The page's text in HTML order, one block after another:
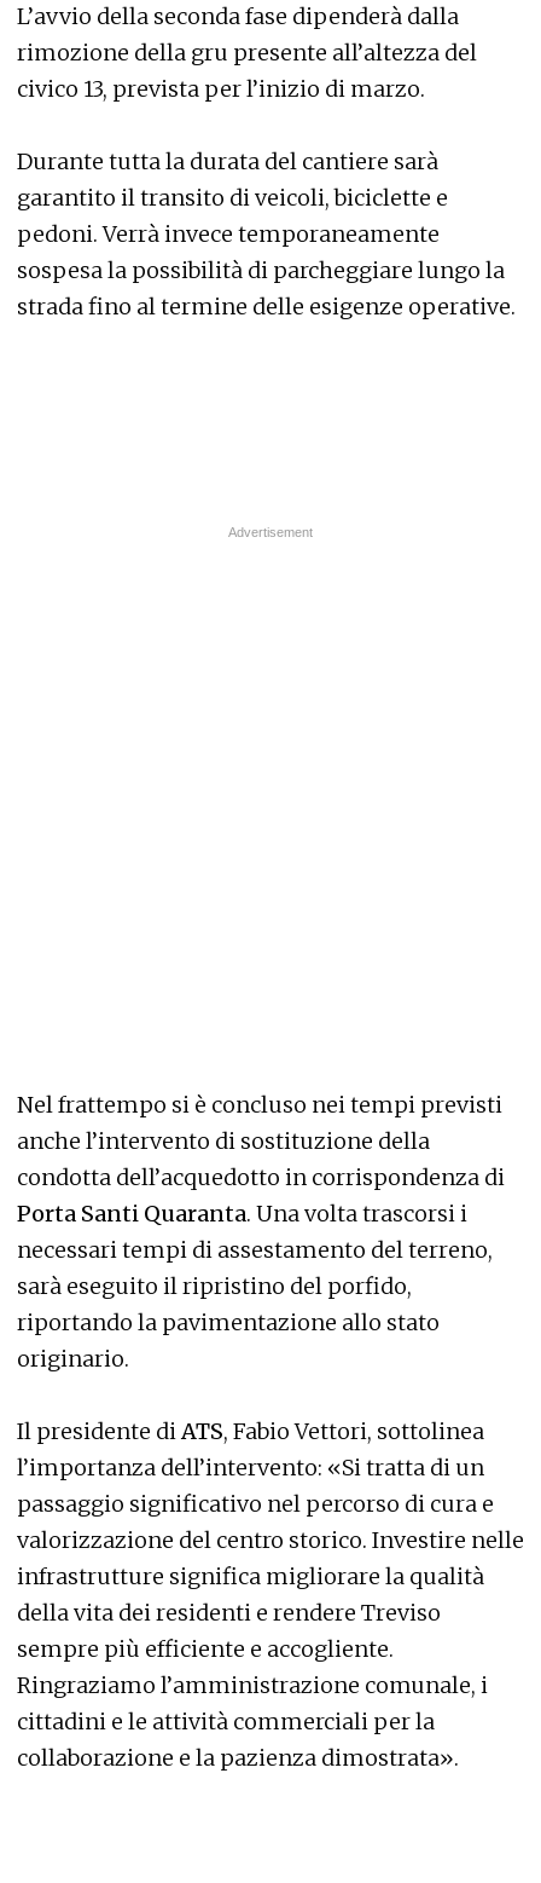
L’avvio della seconda fase dipenderà dalla
rimozione della gru presente all’altezza del
civico 13, prevista per l’inizio di marzo.
Durante tutta la durata del cantiere sarà
garantito il transito di veicoli, biciclette e
pedoni. Verrà invece temporaneamente
sospesa la possibilità di parcheggiare lungo la
strada fino al termine delle esigenze operative.
Nel frattempo si è concluso nei tempi previsti
anche l’intervento di sostituzione della
condotta dell’acquedotto in corrispondenza di
Porta Santi Quaranta. Una volta trascorsi i
necessari tempi di assestamento del terreno,
sarà eseguito il ripristino del porfido,
riportando la pavimentazione allo stato
originario.
Il presidente diATS, Fabio Vettori, sottolinea
l’importanza dell’intervento: «Si tratta di un
passaggio significativo nel percorso di cura e
valorizzazione del centro storico. Investire nelle
infrastrutture significa migliorare la qualità
della vita dei residenti e rendere Treviso
sempre più efficiente e accogliente.
Ringraziamo l’amministrazione comunale, i
cittadini e le attività commerciali per la
collaborazione e la pazienza dimostrata».